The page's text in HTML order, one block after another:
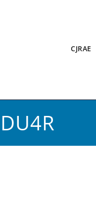
CJRAE